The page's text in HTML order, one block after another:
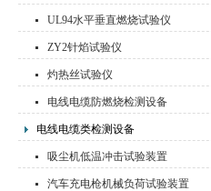
UL94水平垂直燃烧试验仪
ZY2针焰试验仪
灼热丝试验仪
电线电缆防燃烧检测设备
电线电缆类检测设备
吸尘机低温冲击试验装置
汽车充电枪机械负荷试验装置